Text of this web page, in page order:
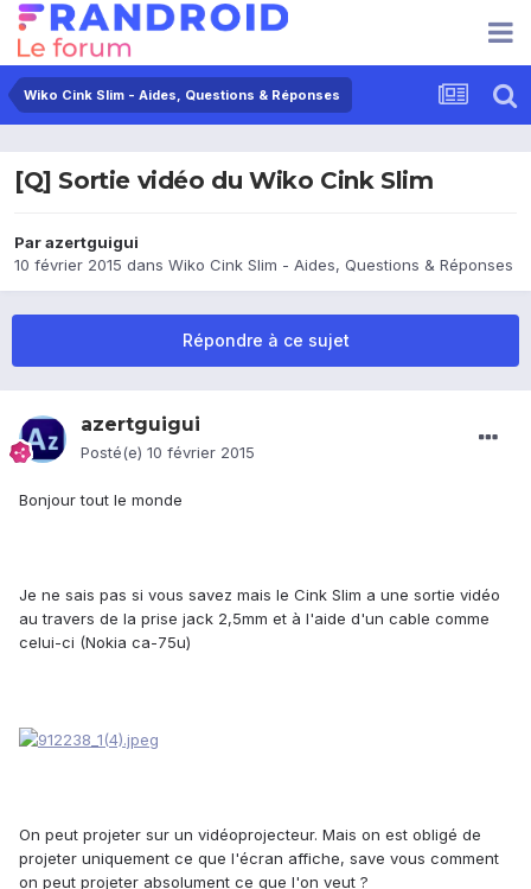
Wiko Cink Slim - Aides, Questions & Réponses
[Q] Sortie vidéo du Wiko Cink Slim
Parazertguigui
10 février 2015 dans Wiko Cink Slim - Aides, Questions & Réponses
Répondre à ce sujet
azertguigui
Posté(e) 10 février 2015
Bonjour tout le monde
Je ne sais pas si vous savez mais le Cink Slim a une sortie vidéo
au travers de la prise jack 2,5mm et à l'aide d'un cable comme
celui-ci (Nokia ca-75u)
On peut projeter sur un vidéoprojecteur. Mais on est obligé de
projeter uniquement ce que l'écran affiche, save vous comment
on peut projeter absolument ce que l'on veut ?